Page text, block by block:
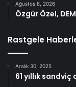
Ağustos 8, 2026
Özgür Özel,
Rastgele
Aralık 30, 2025
61 yıllık